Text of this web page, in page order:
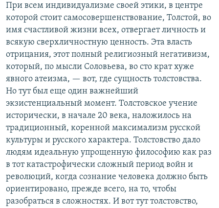
При всем индивидуализме своей этики, в центре
которой стоит самосовершенствование, Толстой, во
имя счастливой жизни всех, отвергает личность и
всякую сверхличностную ценность. Эта власть
отрицания, этот полный религиозный негативизм,
который, по мысли Соловьева, во сто крат хуже
явного атеизма, — вот, где сущность толстовства.
Но тут был еще один важнейший
экзистенциальный момент. Толстовское учение
исторически, в начале 20 века, наложилось на
традиционный, коренной максимализм русской
культуры и русского характера. Толстовство дало
людям идеальную упрощенную философию как раз
в тот катастрофически сложный период войн и
революций, когда сознание человека должно быть
ориентировано, прежде всего, на то, чтобы
разобраться в сложностях. И вот тут толстовство,